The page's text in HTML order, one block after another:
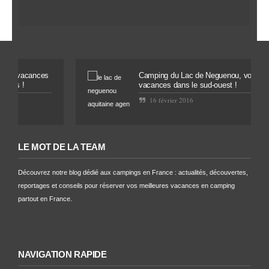
vacances
Camping du Lac de Neguenou, vos
vacances dans le sud-ouest !
16 février 2016
LE MOT DE LA TEAM
Découvrez notre blog dédié aux campings en France : actualités, découvertes,
reportages et conseils pour réserver vos meilleures vacances en camping
partout en France.
NAVIGATION RAPIDE